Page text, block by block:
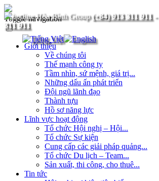
(+84) 913 311 911-
311 911
Toggle navigation
Giới thiệu
Về chúng tôi
Thế mạnh công ty
Tầm nhìn, sứ mệnh, giá trị...
Những dấu ấn phát triển
Đội ngũ lãnh đạo
Thành tựu
Hồ sơ năng lực
Lĩnh vực hoạt động
Tổ chức Hội nghị – Hội...
Tổ chức Sự kiện
Cung cấp các giải pháp quảng...
Tổ chức Du lịch – Team...
Sản xuất, thi công, cho thuê...
Tin tức